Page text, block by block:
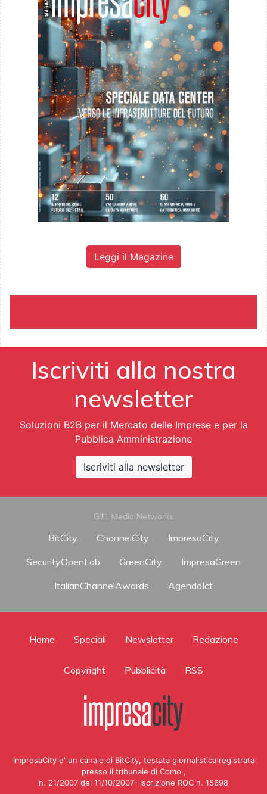
Leggi il Magazine
Iscriviti alla nostra
newsletter
Soluzioni B2B per il Mercato delle Imprese e per la
Pubblica Amministrazione
Iscriviti alla newsletter
G11 Media Networks
BitCity ChannelCity
ImpresaCity
SecurityOpenLab
GreenCity
ImpresaGreen
ItalianChannelAwards
AgendaIct
Home Speciali Newsletter Redazione
Copyright Pubblicità RSS
ImpresaCity e' un canale di BitCity, testata giornalistica registrata
presso il tribunale di Como ,
n. 21/2007 del 11/10/2007- Iscrizione ROC n. 15698